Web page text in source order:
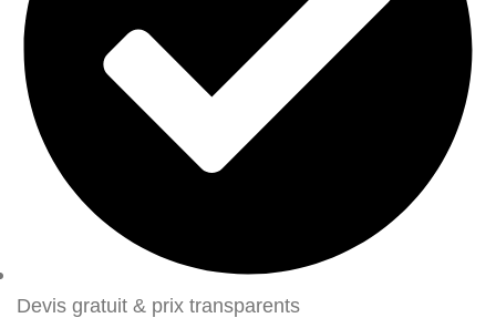
Devis gratuit & prix transparents